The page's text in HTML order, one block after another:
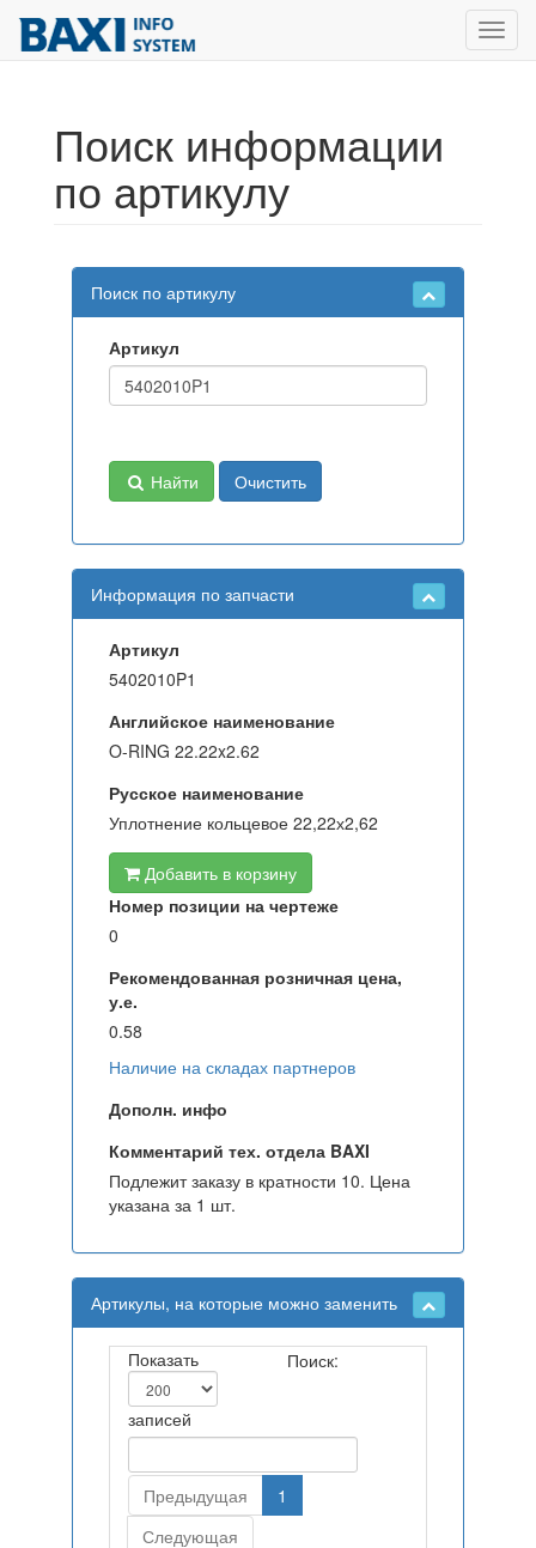
Поиск информации
по артикулу
Поиск по артикулу
Артикул
Найти Очистить
Информация по запчасти
Артикул
5402010P1
Английское наименование
O-RING 22.22x2.62
Русское наименование
Уплотнение кольцевое 22,22х2,62
Добавить в корзину
Номер позиции на чертеже
0
Рекомендованная розничная цена,
у.е.
0.58
Наличие на складах партнеров
Дополн. инфо
Комментарий тех. отдела BAXI
Подлежит заказу в кратности 10. Цена
указана за 1 шт.
Артикулы, на которые можно заменить
Показать
записей
Поиск:
Предыдущая
1
Следующая